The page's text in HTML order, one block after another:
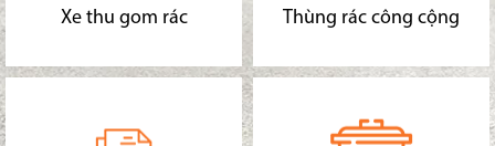
Xe thu gom rác Thùng rác công cộng